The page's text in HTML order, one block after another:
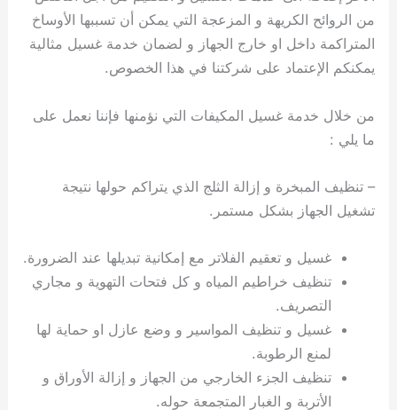
من الروائح الكريهة و المزعجة التي يمكن أن تسببها الأوساخ
المتراكمة داخل او خارج الجهاز و لضمان خدمة غسيل مثالية
يمكنكم الإعتماد على شركتنا في هذا الخصوص.
من خلال خدمة غسيل المكيفات التي نؤمنها فإننا نعمل على
ما يلي :
– تنظيف المبخرة و إزالة الثلج الذي يتراكم حولها نتيجة
تشغيل الجهاز بشكل مستمر.
غسيل و تعقيم الفلاتر مع إمكانية تبديلها عند الضرورة.
تنظيف خراطيم المياه و كل فتحات التهوية و مجاري
التصريف.
غسيل و تنظيف المواسير و وضع عازل او حماية لها
لمنع الرطوبة.
تنظيف الجزء الخارجي من الجهاز و إزالة الأوراق و
الأتربة و الغبار المتجمعة حوله.